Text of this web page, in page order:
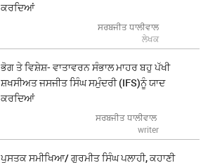
ਕਰਦਿਆਂ
ਸਰਬਜੀਤ ਧਾਲੀਵਾਲ
ਲੇਖਕ
ਭੋਗ ਤੇ ਵਿਸ਼ੇਸ਼- ਵਾਤਾਵਰਨ ਸੰਭਾਲ ਮਾਹਰ ਬਹੁ ਪੱਖੀ
ਸ਼ਖਸੀਅਤ ਜਸਜੀਤ ਸਿੰਘ ਸਮੁੰਦਰੀ (IFS)ਨੂੰ ਯਾਦ
ਕਰਦਿਆਂ
ਸਰਬਜੀਤ ਧਾਲੀਵਾਲ
writer
ਪੁਸਤਕ ਸਮੀਖਿਆ/ ਗੁਰਮੀਤ ਸਿੰਘ ਪਲਾਹੀ, ਕਹਾਣੀ